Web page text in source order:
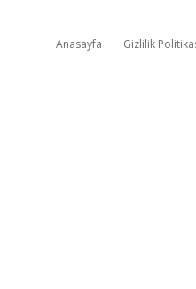
Anasayfa Gizlilik